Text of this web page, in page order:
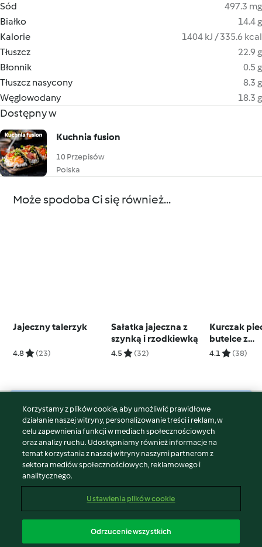
Sód
497.3 mg
Białko
14.4 g
Kalorie
1404 kJ / 335.6 kcal
Tłuszcz
22.9 g
Błonnik
0.5 g
Tłuszcz nasycony
8.3 g
Węglowodany
18.3 g
Dostępny w
Kuchnia fusion
10 Przepisów
Polska
Może spodoba Ci się również...
Jajeczny talerzyk
4.8 (23)
Sałatka jajeczna z
szynką i rzodkiewką
4.5 (32)
Kurczak
butelce z
4.1 (38)
© Copyright 2026
Warunki korzystania
Polityka prywatności
Disclaimer
Znak wydawcy
Zgłoś treść
Oświadczenie o dostępności
Korzystamy z plików cookie, aby umożliwić prawidłowe
działanie naszej witryny, personalizowanie treści i reklam, w
celu zapewnienia funkcji w mediach społecznościowych
oraz analizy ruchu. Udostępniamy również informacje na
temat korzystania z naszej witryny naszymi partnerom z
sektora mediów społecznościowych, reklamowego i
analitycznego.
Ustawienia plików cookie
Odrzucenie wszystkich